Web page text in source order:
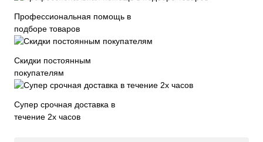
Профессиональная помощь в
подборе товаров
Скидки постоянным
покупателям
Супер срочная доставка в
течение 2х часов